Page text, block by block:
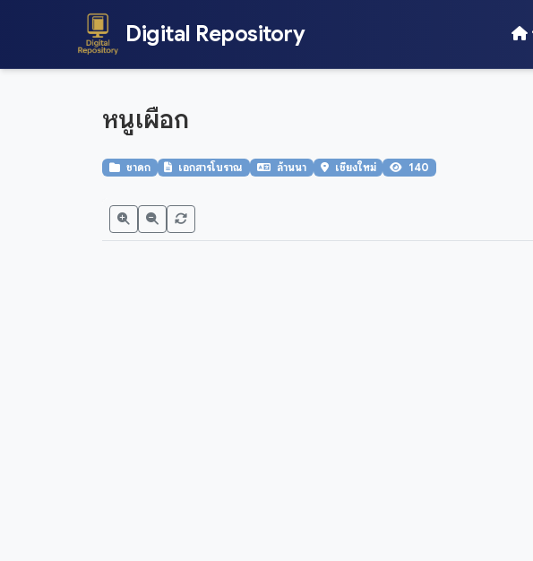
Digital Repository
หนูเผือก
ชาดก เอกสารโบราณ ล้านนา เชียงใหม่ 140